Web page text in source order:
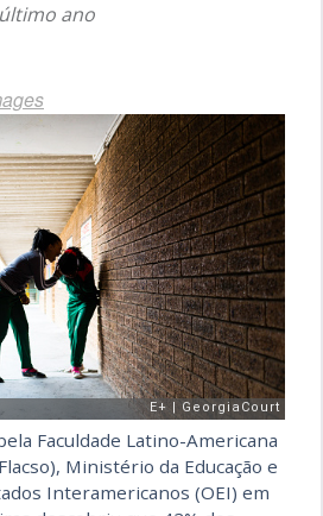
ano
Faculdade Latino-Americana
Ministério da Educação e
Interamericanos (OEI) em